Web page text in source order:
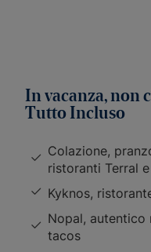
In vacanza, non
Tutto Incluso
Colazione,
ristoranti Terral
Kyknos,
Nopal, autentico
tacos